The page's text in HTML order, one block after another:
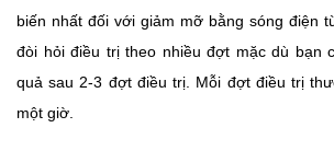
biến nhất đối với giảm mỡ bằng sóng điện
đòi hỏi điều trị theo nhiều đợt mặc dù bạn
quả sau 2-3 đợt điều trị. Mỗi đợt điều trị
một giờ.